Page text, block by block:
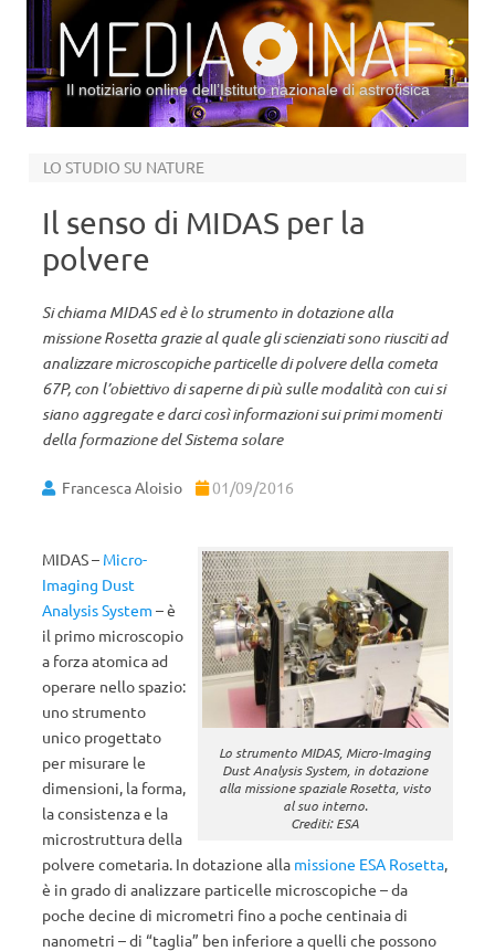
Il notiziario online dell’Istituto nazionale di astrofisica
LO STUDIO SU NATURE
Il senso di MIDAS per la
polvere
Si chiama MIDAS ed è lo strumento in dotazione alla
missione Rosetta grazie al quale gli scienziati sono riusciti ad
analizzare microscopiche particelle di polvere della cometa
67P, con l’obiettivo di saperne di più sulle modalità con cui si
siano aggregate e darci così informazioni sui primi momenti
della formazione del Sistema solare
Francesca Aloisio 01/09/2016
Lo strumento MIDAS, Micro-Imaging
Dust Analysis System, in dotazione
alla missione spaziale Rosetta, visto
al suo interno.
Crediti: ESA
MIDAS – Micro-
Imaging Dust
Analysis System – è
il primo microscopio
a forza atomica ad
operare nello spazio:
uno strumento
unico progettato
per misurare le
dimensioni, la forma,
la consistenza e la
microstruttura della
polvere cometaria. In dotazione alla missione ESA Rosetta,
è in grado di analizzare particelle microscopiche – da
poche decine di micrometri fino a poche centinaia di
nanometri – di “taglia” ben inferiore a quelli che possono